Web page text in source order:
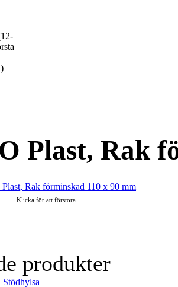
Plast, Rak
Klicka för att förstora
produkter